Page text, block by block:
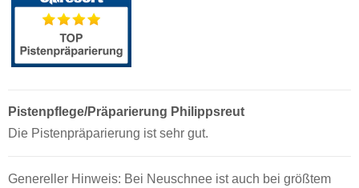
Pistenpflege/Präparierung Philippsreut
Die Pistenpräparierung ist sehr gut.
Genereller Hinweis: Bei Neuschnee ist auch bei größtem